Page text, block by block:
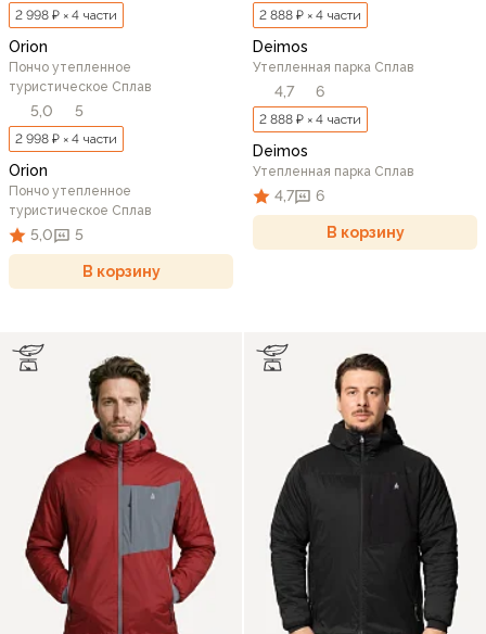
2 998 ₽ × 4 части
Orion
Пончо утепленное
туристическое Сплав
5,0 5
2 998 ₽ × 4 части
Orion
Пончо утепленное
туристическое Сплав
5,0 5
В корзину
2 888 ₽ × 4 части
Deimos
Утепленная парка Сплав
4,7 6
2 888 ₽ × 4 части
Deimos
Утепленная парка Сплав
4,7 6
В корзину